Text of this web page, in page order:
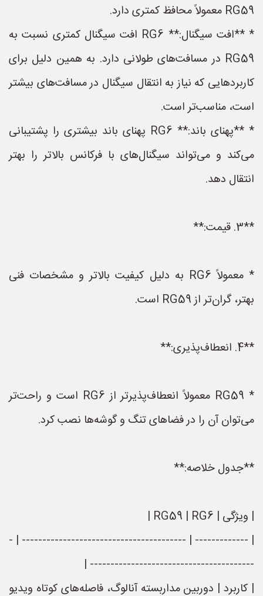
RG59 معمولاً محافظ کمتری دارد.
* **افت سیگنال:** RG6 افت سیگنال کمتری نسبت به
RG59 در مسافت‌های طولانی دارد. به همین دلیل برای
کاربردهایی که نیاز به انتقال سیگنال در مسافت‌های بیشتر
است، مناسب‌تر است.
* **پهنای باند:** RG6 پهنای باند بیشتری را پشتیبانی
می‌کند و می‌تواند سیگنال‌های با فرکانس بالاتر را بهتر
انتقال دهد.
**3. قیمت:**
* معمولاً RG6 به دلیل کیفیت بالاتر و مشخصات فنی
بهتر، گران‌تر از RG59 است.
**4. انعطاف‌پذیری:**
* RG59 معمولاً انعطاف‌پذیرتر از RG6 است و راحت‌تر
می‌توان آن را در فضاهای تنگ و گوشه‌ها نصب کرد.
**جدول خلاصه:**
| ویژگی | RG59 | RG6 |
| ------------- | ---------------------------------------- | -
---------------------------------------- |
| کاربرد | دوربین مداربسته آنالوگ، فاصله‌های کوتاه ویدیو